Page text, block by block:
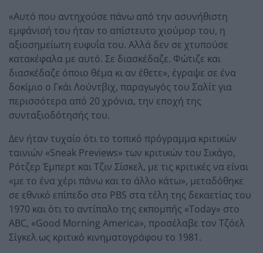
«Αυτό που αντηχούσε πάνω από την ασυνήθιστη
εμφάνισή του ήταν το απίστευτο χιούμορ του, η
αξιοσημείωτη ευφυΐα του. Αλλά δεν σε χτυπούσε
κατακέφαλα με αυτό. Σε διασκέδαζε. Φώτιζε και
διασκέδαζε όποιο θέμα κι αν έθετε», έγραψε σε ένα
δοκίμιο ο Γκάι Λούντβιχ, παραγωγός του Σαλίτ για
περισσότερα από 20 χρόνια, την εποχή της
συνταξιοδότησής του.
Δεν ήταν τυχαίο ότι το τοπικό πρόγραμμα κριτικών
ταινιών «Sneak Previews» των κριτικών του Σικάγο,
Ρότζερ Έμπερτ και Τζιν Σίσκελ, με τις κριτικές να είναι
«με το ένα χέρι πάνω και το άλλο κάτω», μεταδόθηκε
σε εθνικό επίπεδο στο PBS στα τέλη της δεκαετίας του
1970 και ότι το αντίπαλο της εκπομπής «Today» στο
ABC, «Good Morning America», προσέλαβε τον Τζόελ
Σίγκελ ως κριτικό κινηματογράφου το 1981.